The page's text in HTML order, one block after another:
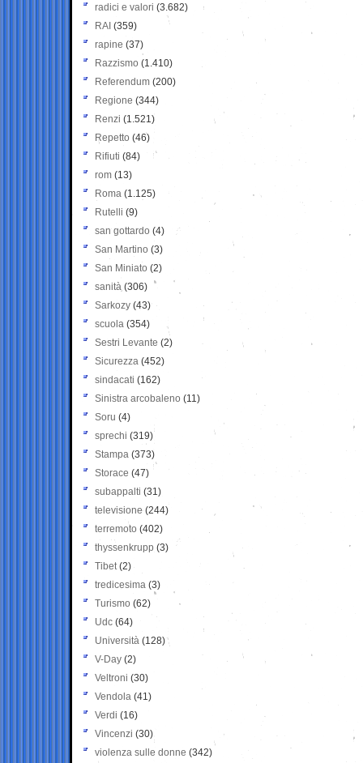
radici e valori (3.682)
RAI (359)
rapine (37)
Razzismo (1.410)
Referendum (200)
Regione (344)
Renzi (1.521)
Repetto (46)
Rifiuti (84)
rom (13)
Roma (1.125)
Rutelli (9)
san gottardo (4)
San Martino (3)
San Miniato (2)
sanità (306)
Sarkozy (43)
scuola (354)
Sestri Levante (2)
Sicurezza (452)
sindacati (162)
Sinistra arcobaleno (11)
Soru (4)
sprechi (319)
Stampa (373)
Storace (47)
subappalti (31)
televisione(244)
terremoto (402)
thyssenkrupp (3)
Tibet(2)
tredicesima (3)
Turismo (62)
Udc (64)
Università (128)
V-Day (2)
Veltroni (30)
Vendola (41)
Verdi (16)
Vincenzi (30)
violenza sulle donne (342)